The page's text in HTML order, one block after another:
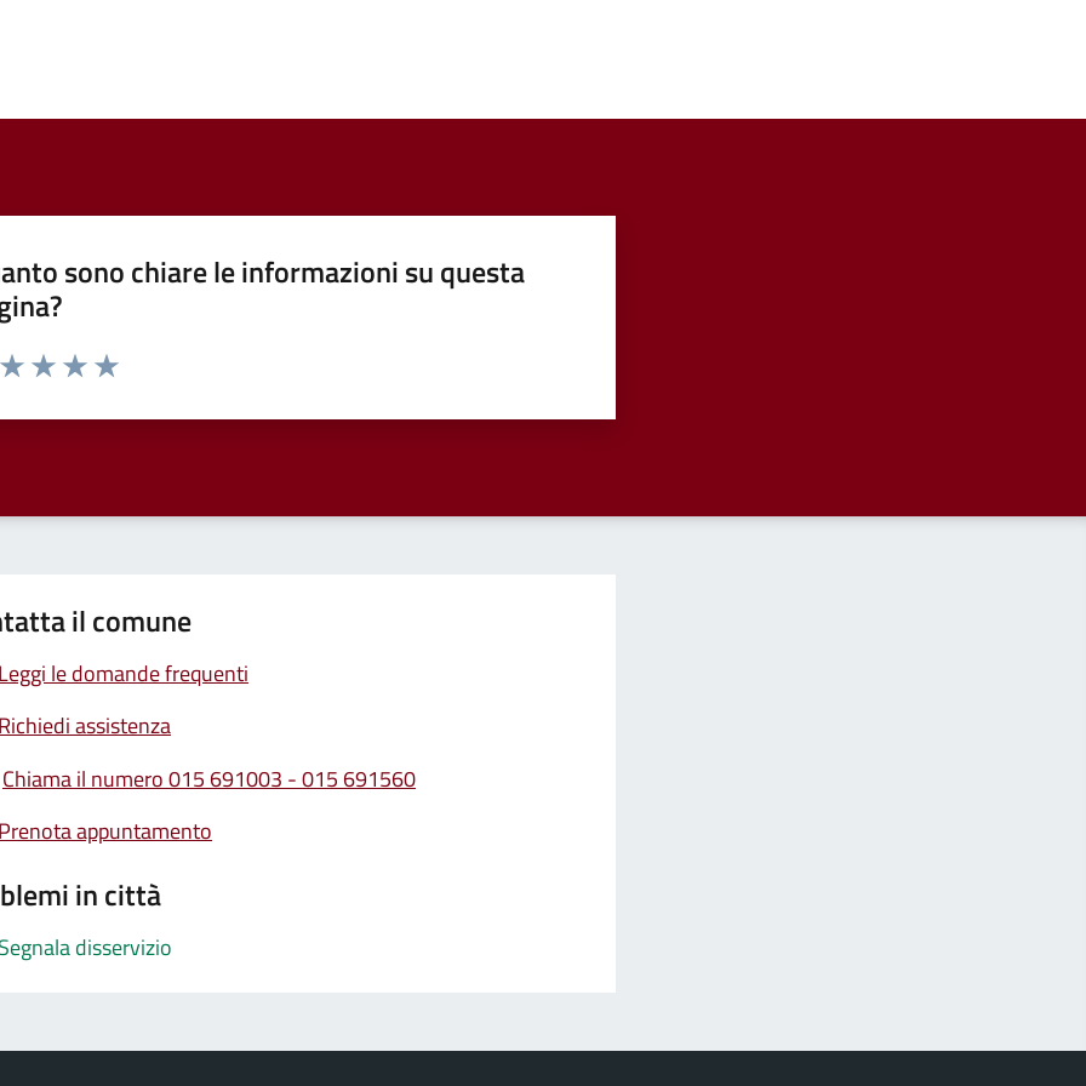
sono chiare le informazioni su questa
da 1 a 5 stelle la pagina
il comune
Leggi le domande frequenti
Richiedi assistenza
Chiama il numero 015 691003 - 015 691560
Prenota appuntamento
in città
Segnala disservizio